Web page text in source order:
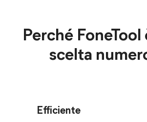
Perché FoneTool
scelta
Efficiente